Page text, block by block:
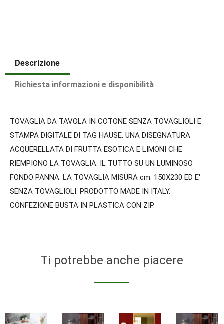
Descrizione
Richiesta informazioni e disponibilità
TOVAGLIA DA TAVOLA IN COTONE SENZA TOVAGLIOLI E
STAMPA DIGITALE DI TAG HAUSE. UNA DISEGNATURA
ACQUERELLATA DI FRUTTA ESOTICA E LIMONI CHE
RIEMPIONO LA TOVAGLIA. IL TUTTO SU UN LUMINOSO
FONDO PANNA. LA TOVAGLIA MISURA cm. 150X230 ED E'
SENZA TOVAGLIOLI. PRODOTTO MADE IN ITALY.
CONFEZIONE BUSTA IN PLASTICA CON ZIP.
Ti potrebbe anche piacere